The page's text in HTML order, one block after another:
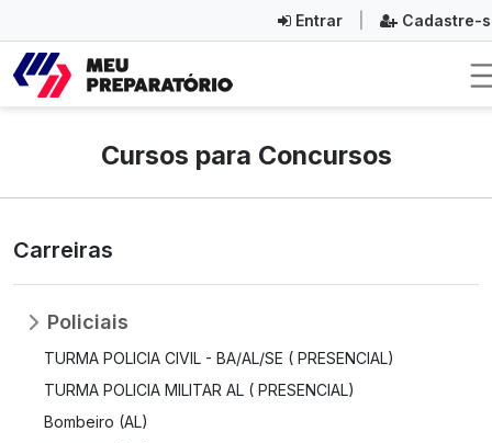
Entrar Cadastre-
Cursos para Concursos
Carreiras
Policiais
TURMA POLICIA CIVIL - BA/AL/SE ( PRESENCIAL)
TURMA POLICIA MILITAR AL ( PRESENCIAL)
Bombeiro (AL)